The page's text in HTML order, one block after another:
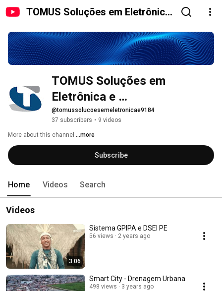
TOMUS Soluções em Eletrônica
TOMUS Soluções em
Eletrônica e
Telecomunicações
@tomussolucoesemeletronicae9184
37 subscribers • 9 videos
More about this channel ...more
Subscribe
Home Videos Search
Videos
3:06
Sistema GPIPA e DSEI PE
56 views 2 years ago
Smart City - Drenagem Urbana
498 views 3 years ago